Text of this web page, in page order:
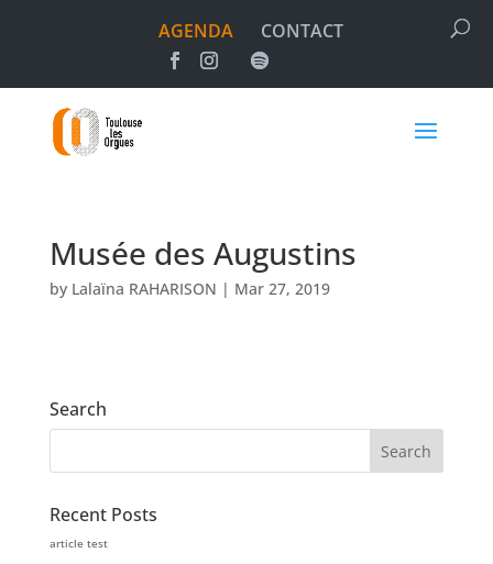
AGENDA CONTACT
Musée des Augustins
by Lalaïna RAHARISON | Mar 27, 2019
Search
Recent Posts
article test